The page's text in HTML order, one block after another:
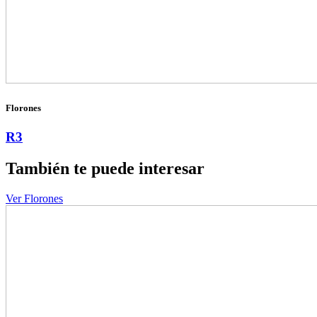
Florones
R3
También te puede interesar
Ver Florones